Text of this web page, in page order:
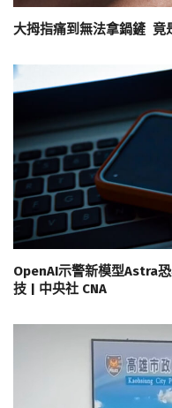
大拇指痛到無法拿鍋鏟 竟
OpenAI示警新模型Astra
技 | 中央社 CNA